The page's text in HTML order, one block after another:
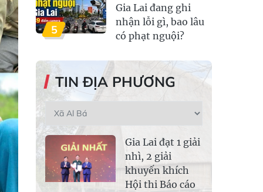
5
Gia Lai đang ghi
nhận lỗi gì, bao lâu
có phạt nguội?
TIN ĐỊA PHƯƠNG
Gia Lai đạt 1 giải
nhì, 2 giải
khuyến khích
Hội thi Báo cáo